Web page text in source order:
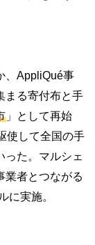
、AppliQué事
まる寄付布と手
」として再始
使して全国の手
った。マルシェ
業者とつながる
に実施。